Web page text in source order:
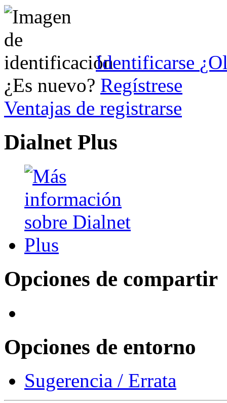
Identificarse
¿Es nuevo? Regístrese
Ventajas de registrarse
Dialnet Plus
Opciones de compartir
Opciones de entorno
Sugerencia / Errata